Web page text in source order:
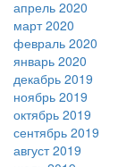
апрель 2020
март 2020
февраль 2020
январь 2020
декабрь 2019
ноябрь 2019
октябрь 2019
сентябрь 2019
август 2019